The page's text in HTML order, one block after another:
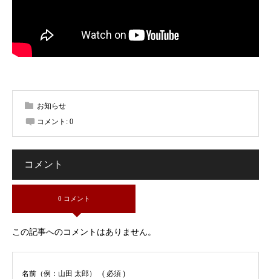
お知らせ
コメント: 0
コメント
0 コメント
この記事へのコメントはありません。
名前（例：山田 太郎） ( 必須 )